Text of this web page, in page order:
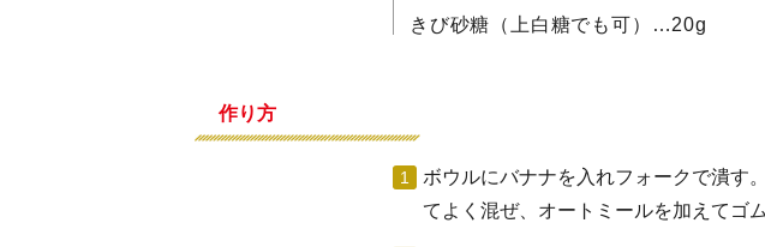
きび砂糖（上白糖でも可）…20g
作り方
ボウルにバナナを入れフォークで潰す
てよく混ぜ、オートミールを加えてゴ